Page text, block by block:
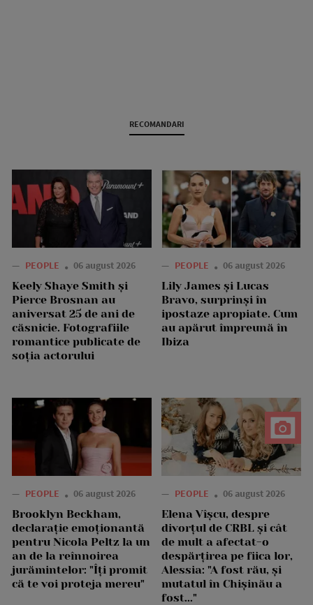
RECOMANDARI
— PEOPLE 06 august 2026
Keely Shaye Smith și
Pierce Brosnan au
aniversat 25 de ani de
căsnicie. Fotografiile
romantice publicate de
soția actorului
— PEOPLE 06 august 2026
Lily James și Lucas
Bravo, surprinși în
ipostaze apropiate. Cum
au apărut împreună în
Ibiza
— PEOPLE 06 august 2026
Brooklyn Beckham,
declarație emoționantă
pentru Nicola Peltz la un
an de la reînnoirea
jurămintelor: "Îți promit
că te voi proteja mereu"
— PEOPLE 06 august 2026
Elena Vîșcu, despre
divorțul de CRBL și cât
de mult a afectat-o
despărțirea pe fiica lor,
Alessia: "A fost rău, și
mutatul în Chișinău a
fost..."